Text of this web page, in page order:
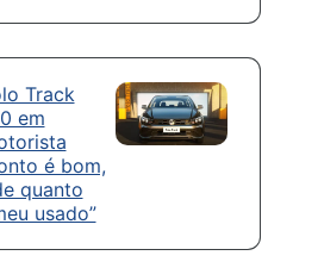
Track
em
é bom,
quanto
usado”